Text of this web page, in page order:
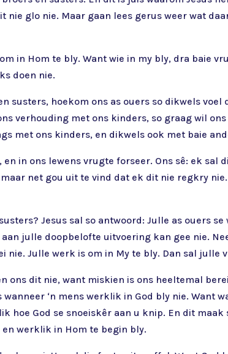
nie glo nie. Maar gaan lees gerus weer wat
in Hom te bly. Want wie in my bly, dra baie
doen nie.
susters, hoekom ons as ouers so dikwels
verhouding met ons kinders, so graag wil
met ons kinders, en dikwels ook met baie
in ons lewens vrugte forseer. Ons sê: ek
net gou uit te vind dat ek dit nie regkry
Jesus sal so antwoord: Julle as ouers
julle doopbelofte uitvoering kan gee nie.
nie. Julle werk is om in My te bly. Dan sal julle
ons dit nie, want miskien is ons heeltemal
‘n mens werklik in God bly nie. Want
hoe God se snoeiskêr aan u knip. En dit
werklik in Hom te begin bly.